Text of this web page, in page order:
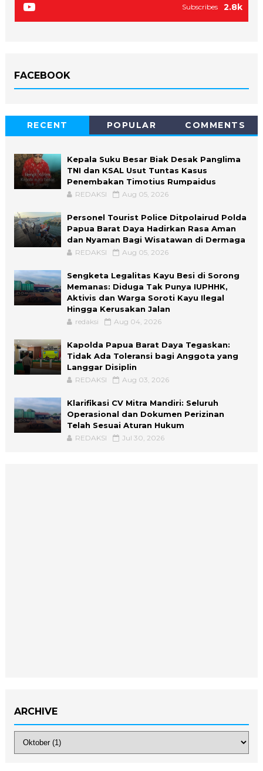
2.8k
Subscribes
FACEBOOK
RECENT POPULAR COMMENTS
Kepala Suku Besar Biak Desak Panglima
TNI dan KSAL Usut Tuntas Kasus
Penembakan Timotius Rumpaidus
REDAKSI Aug 05, 2026
Personel Tourist Police Ditpolairud Polda
Papua Barat Daya Hadirkan Rasa Aman
dan Nyaman Bagi Wisatawan di Dermaga
REDAKSI Aug 05, 2026
Sengketa Legalitas Kayu Besi di Sorong
Memanas: Diduga Tak Punya IUPHHK,
Aktivis dan Warga Soroti Kayu Ilegal
Hingga Kerusakan Jalan
redaksi Aug 04, 2026
Kapolda Papua Barat Daya Tegaskan:
Tidak Ada Toleransi bagi Anggota yang
Langgar Disiplin
REDAKSI Aug 03, 2026
Klarifikasi CV Mitra Mandiri: Seluruh
Operasional dan Dokumen Perizinan
Telah Sesuai Aturan Hukum
REDAKSI Jul 30, 2026
ARCHIVE